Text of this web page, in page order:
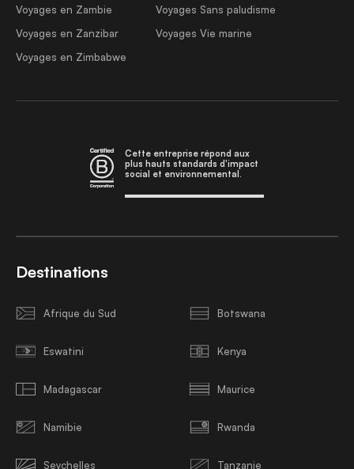
Voyages en Zambie
Voyages en Zanzibar
Voyages en Zimbabwe
Voyages Sans paludisme
Voyages Vie marine
Cette entreprise répond aux
plus hauts standards d'impact
social et environnemental.
Destinations
Afrique du Sud Botswana
Eswatini Kenya
Madagascar Maurice
Namibie Rwanda
Seychelles Tanzanie